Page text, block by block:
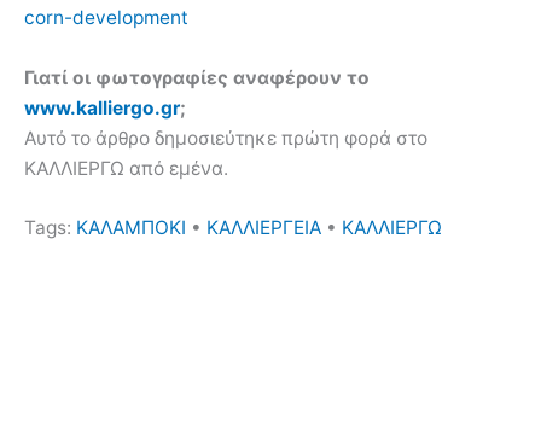
corn-development
Γιατί οι φωτογραφίες αναφέρουν το
www.kalliergo.gr;
Αυτό το άρθρο δημοσιεύτηκε πρώτη φορά στο
ΚΑΛΛΙΕΡΓΩ από εμένα.
Tags: ΚΑΛΑΜΠΟΚΙ • ΚΑΛΛΙΕΡΓΕΙΑ • ΚΑΛΛΙΕΡΓΩ